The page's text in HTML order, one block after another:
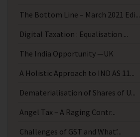
The Bottom Line – March 2021 Edi...
Digital Taxation : Equalisation ...
The India Opportunity —UK
A Holistic Approach to IND AS 11...
Dematerialisation of Shares of U...
Angel Tax – A Raging Contr...
Challenges of GST and What’...